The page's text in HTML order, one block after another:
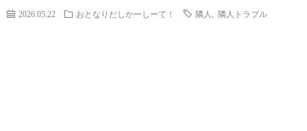
2026.05.22 おとなりだしかーしーて！ 隣人 隣人トラブル